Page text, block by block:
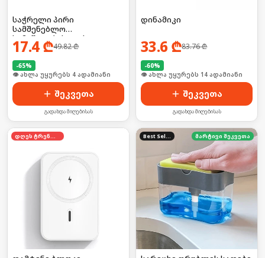
საჭრელი პირი
სამშენებლო
სამუშაოებისთვის 2ც
17.4₾49.82₾
-65%
🛒 ბოლო 24სთ-ში იყიდა 5-მა
შეკვეთა
გადახდა მიღებისას
დინამიკი
33.6 ₾83.76₾
-60%
🛒 ბოლო 24სთ-ში იყიდა 19-მა
შეკვეთა
გადახდა მიღებისას
დღეს ტრენდში Best Seller მარტივი შეკვეთა